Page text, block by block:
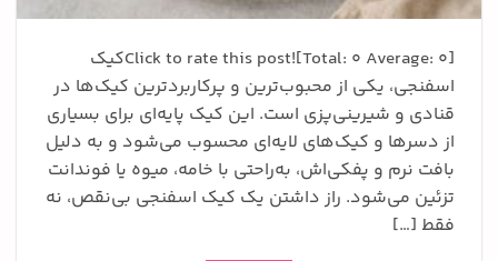
Click to rate this post![Total: 0 Average: 0]کیک
اسفنجی، یکی از محبوب‌ترین و پرکاربردترین کیک‌ها در
قنادی و شیرینی‌پزی است. این کیک پایه‌ای برای بسیاری
از دسرها و کیک‌های لایه‌ای محسوب می‌شود و به دلیل
بافت نرم و پفکی‌اش، به‌راحتی با خامه، میوه یا فوندانت
تزئین می‌شود. راز داشتن یک کیک اسفنجی بی‌نقص، نه
فقط […]